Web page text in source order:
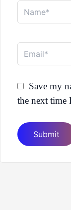
Name*
Email*
Save my
the next time